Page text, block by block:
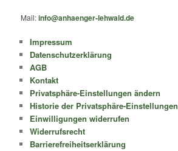
Mail:info@anhaenger-lehwald.de
Impressum
Datenschutzerklärung
AGB
Kontakt
Privatsphäre-Einstellungen ändern
Historie der Privatsphäre-Einstellungen
Einwilligungen widerrufen
Widerrufsrecht
Barrierefreiheitserklärung